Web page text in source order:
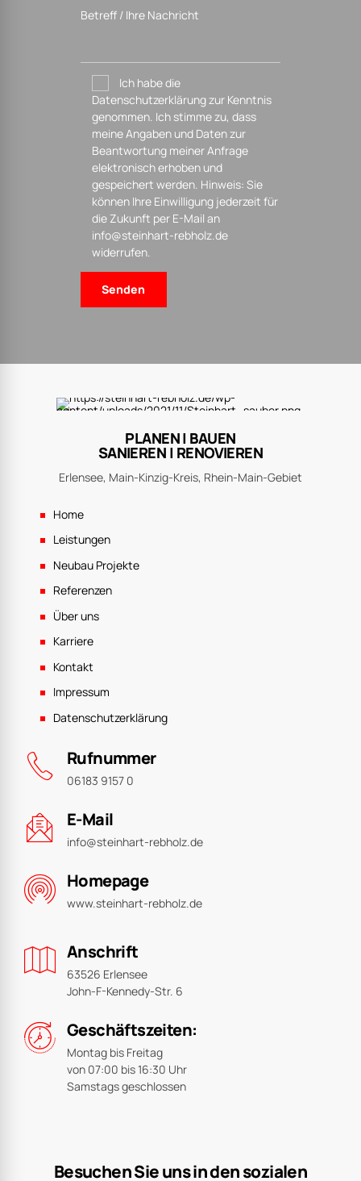
Betreff / Ihre Nachricht
Ich habe die
Datenschutzerklärung zur Kenntnis
genommen. Ich stimme zu, dass
meine Angaben und Daten zur
Beantwortung meiner Anfrage
elektronisch erhoben und
gespeichert werden. Hinweis: Sie
können Ihre Einwilligung jederzeit für
die Zukunft per E-Mail an
info@steinhart-rebholz.de
widerrufen.
PLANEN | BAUEN
SANIEREN | RENOVIEREN
Erlensee, Main-Kinzig-Kreis, Rhein-Main-Gebiet
Home
Leistungen
Neubau Projekte
Referenzen
Über uns
Karriere
Kontakt
Impressum
Datenschutzerklärung
Rufnummer
06183 9157 0
E-Mail
info@steinhart-rebholz.de
Homepage
www.steinhart-rebholz.de
Anschrift
63526 Erlensee
John-F-Kennedy-Str. 6
Geschäftszeiten:
Montag bis Freitag
von 07:00 bis 16:30 Uhr
Samstags geschlossen
Besuchen Sie uns in den sozialen